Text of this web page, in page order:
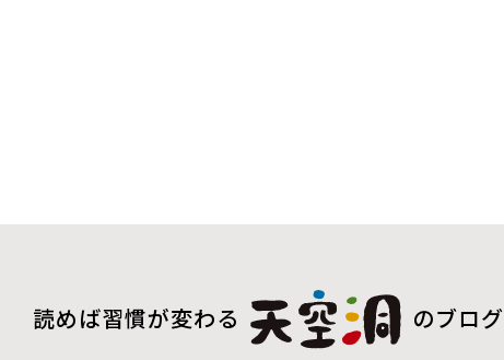
読めば習慣が変わる のブログ